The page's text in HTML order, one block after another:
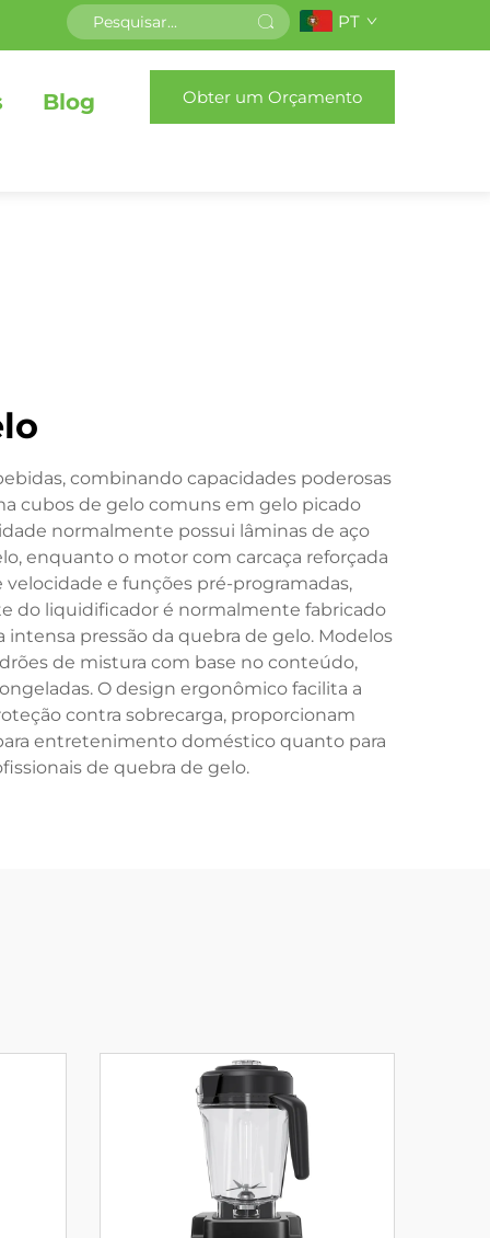
PT
Blog
Obter um Orçamento
combinando capacidades poderosas
cubos de gelo comuns em gelo picado
normalmente possui lâminas de aço
enquanto o motor com carcaça reforçada
e funções pré-programadas,
do liquidificador é normalmente fabricado
pressão da quebra de gelo. Modelos
de mistura com base no conteúdo,
O design ergonômico facilita a
contra sobrecarga, proporcionam
entretenimento doméstico quanto para
de quebra de gelo.